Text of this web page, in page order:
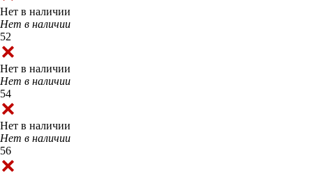
Нет в наличии
Нет в наличии
52
Нет в наличии
Нет в наличии
54
Нет в наличии
Нет в наличии
56